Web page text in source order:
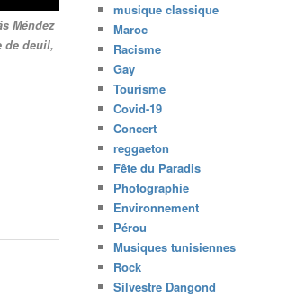
Méndez
de deuil,
musique classique
Maroc
Racisme
Gay
Tourisme
Covid-19
Concert
reggaeton
Fête du Paradis
Photographie
Environnement
Pérou
Musiques tunisiennes
Rock
Silvestre Dangond